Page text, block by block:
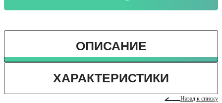
ОПИСАНИЕ
ХАРАКТЕРИСТИКИ
Назад к списку